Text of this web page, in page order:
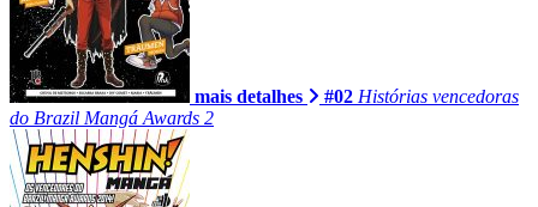
mais detalhes #02 Histórias vencedoras
do Brazil Mangá Awards 2